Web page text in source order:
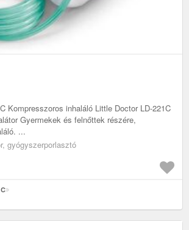
Kompresszoros inhaláló Little Doctor LD-221C
Gyermekek és felnőttek részére,
...
gyógyszerporlasztó